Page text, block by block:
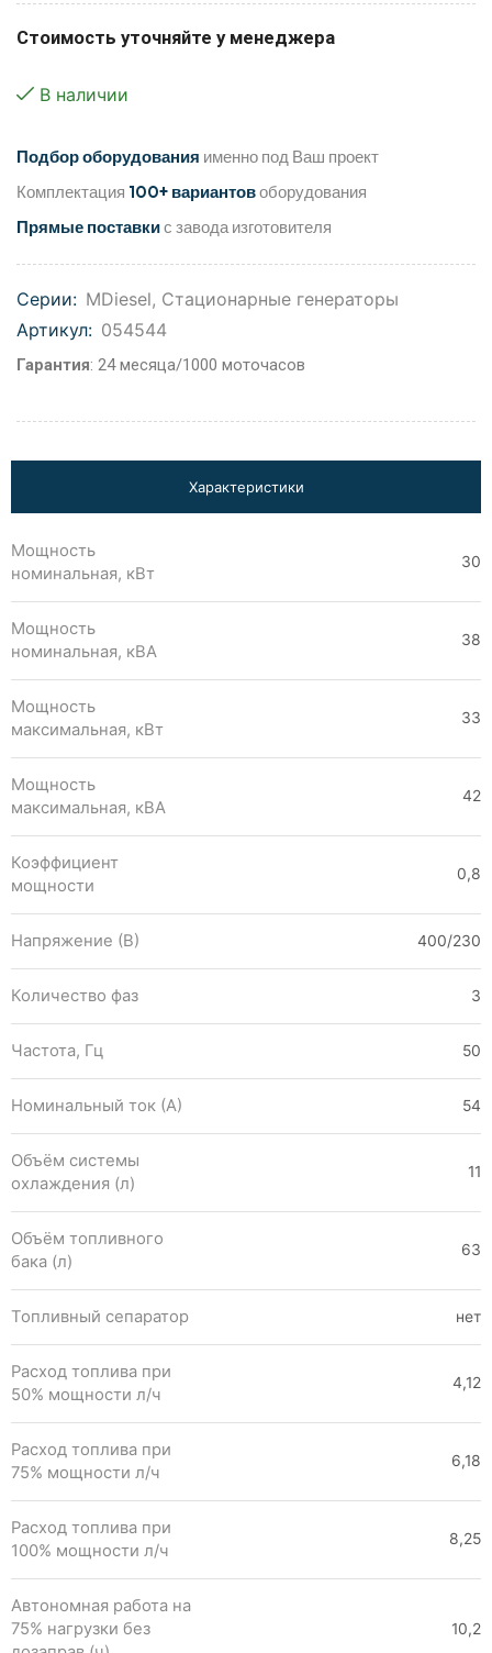
Стоимость уточняйте у менеджера
В наличии
Подбор оборудования именно под Ваш проект
Комплектация 100+ вариантовоборудования
Прямые поставкис завода изготовителя
Серии: MDiesel, Стационарные генераторы
Артикул: 054544
Гарантия: 24 месяца/1000 моточасов
Характеристики
Мощность
номинальная, кВт
30
Мощность
номинальная, кВА
38
Мощность
максимальная, кВт
33
Мощность
максимальная, кВА
42
Коэффициент
мощности
0,8
Напряжение (В) 400/230
Количество фаз 3
Частота, Гц 50
Номинальный ток (А) 54
Объём системы
охлаждения (л)
11
Объём топливного
бака (л)
63
Топливный сепаратор нет
Расход топлива при
50% мощности л/ч
4,12
Расход топлива при
75% мощности л/ч
6,18
Расход топлива при
100% мощности л/ч
8,25
Автономная работа на
75% нагрузки без
10,2